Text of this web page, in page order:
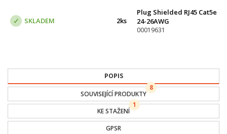
SKLADEM 2ks
Plug Shielded RJ45 Cat5e
24-26AWG
00019631
POPIS
SOUVISEJÍCÍ PRODUKTY
8
KE STAŽENÍ
1
GPSR